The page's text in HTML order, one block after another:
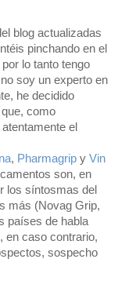
blog actualizadas
pinchando en el
lo tanto tengo
soy un experto en
he decidido
como
el
, Pharmagrip y Vin
son, en
los síntosmas del
más (Novag Grip,
países de habla
en caso contrario,
sospecho